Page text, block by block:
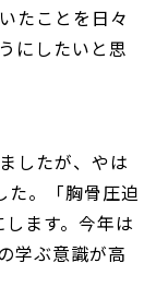
たことを日々
にしたいと思
したが、やは
た。「胸骨圧迫
ます。今年は
学ぶ意識が高